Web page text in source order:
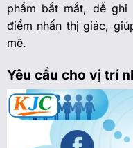
phẩm bắt mắt, dễ
điểm nhấn thị giác,
mẽ.
Yêu cầu cho vị trí